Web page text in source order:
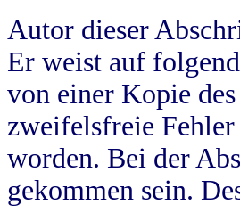
Autor dieser
Er weist auf
von einer Kopie
zweifelsfreie
worden. Bei der
gekommen sein.